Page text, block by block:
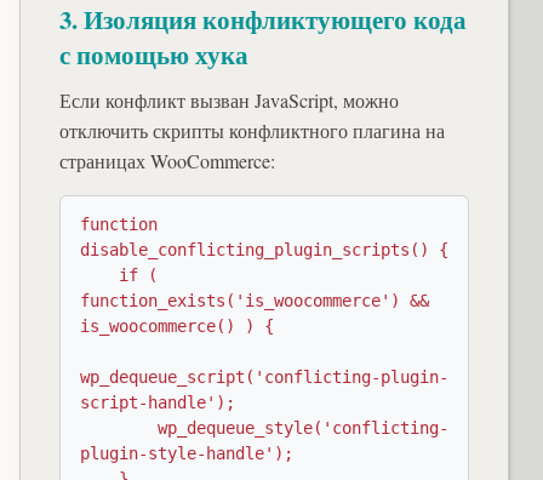
3. Изоляция конфликтующего кода
с помощью хука
Если конфликт вызван JavaScript, можно
отключить скрипты конфликтного плагина на
страницах WooCommerce:
function
disable_conflicting_plugin_scripts() {
function_exists('is_woocommerce') &&
is_woocommerce() ) {
wp_dequeue_script('conflicting-plugin-
script-handle');
plugin-style-handle');